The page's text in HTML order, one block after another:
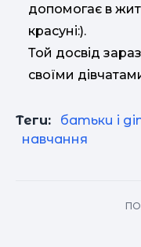
допомогає в
красуні:).
Той досвід
своїми
Теги: батьки і
навчання